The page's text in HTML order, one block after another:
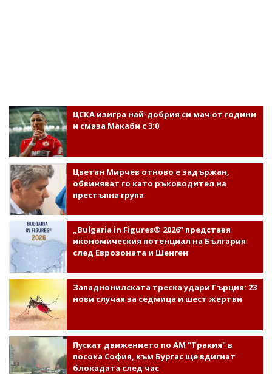
ЦСКА изигра най-добрия си мач от години
и смаза Макаби с 3:0
Цветан Мирчев отново е задържан,
обвиняват го като ръководител на
престъпна група
„Bulgaria in Figures® 2026“ представя
икономическия потенциал на България
след Еврозоната и Шенген
Западнонилската треска удари Гърция: 23
нови случая за седмица и шест жертви
Пускат движението по АМ "Тракия" в
посока София, към Бургас ще вдигнат
блокадата след час